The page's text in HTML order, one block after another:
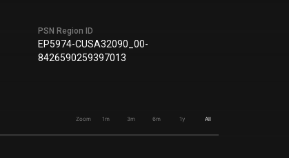
PSN Region ID
EP5974-CUSA32090_00-
8426590259397013
Zoom 1m 3m 6m 1y All